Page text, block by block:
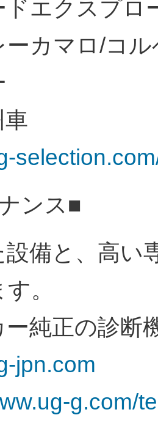
ドエクス
ーカマロ/コ
車
ンス■
設備と、高い
。
ー純正の診断
jpn.com
g.com/